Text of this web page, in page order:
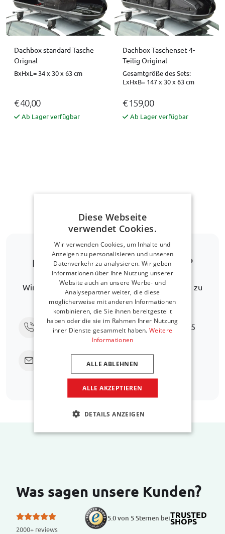
Dachbox standard Tasche
Orignal
BxHxL= 34 x 30 x 63 cm
€ 40,00
Ab Lager verfügbar
Dachbox Taschenset 4-
Teilig Original
Gesamtgröße des Sets:
LxHxB= 147 x 30 x 63 cm
€ 159,00
Ab Lager verfügbar
Ist Ihr Automodell nicht dabei?
Wir helfen Ihnen gerne weiter, eine Alternative zu
finden.
Rufen Sie uns an unter+31 416 660 715
Senden Sie eine E-Mailsupport@car-
Was sagen unsere Kunden?
2000+ reviews
5.0 von 5 Sternen beiTRUSTED
SHOPS
Diese Webseite
verwendet Cookies.
Wir verwenden Cookies, um Inhalte und
Anzeigen zu personalisieren und unseren
Datenverkehr zu analysieren. Wir geben
Informationen über Ihre Nutzung unserer
Website auch an unsere Werbe- und
Analysepartner weiter, die diese
möglicherweise mit anderen Informationen
kombinieren, die Sie ihnen bereitgestellt
haben oder die sie im Rahmen Ihrer Nutzung
ihrer Dienste gesammelt haben. Weitere
Informationen
ALLE AKZEPTIEREN
ALLE ABLEHNEN
DETAILS ANZEIGEN